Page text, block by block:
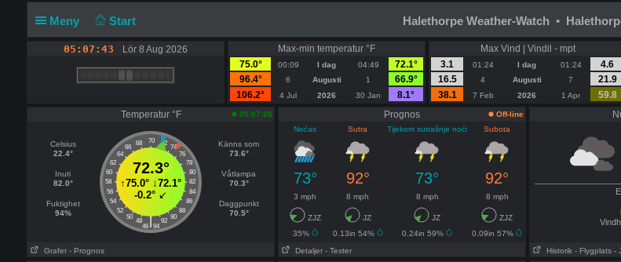
Meny Start Halethorpe Weather-Watch •
05:07:43 Lör 8 Aug 2026
Max-min temperatur °F
75.0°
00:09 I dag 04:49
72.1°
96.4°
6 Augusti 1
66.9°
106.2°
4 Jul 2026 30 Jan 8.1°
Max Vind | Vindil - mpt
3.1
01:24 I dag 01:24
4.6
16.5
4 Augusti 7
21.9
38.1
7 Feb 2026 1 Apr 59.8
Temperatur °F 05:07:28
Celsius
22.4°
Inuti
82.0°
Fuktighet
94%
70
68 72
66
74
64
76
62
78
60
80
58
82
56
84
54
86
52
88
50
90
48 92
|
46 94
72.3°
↑75.0° ↓72.1°
-0.2° ↙
Känns som
73.6°
Våtlampa
70.3°
Daggpunkt
70.5°
Grafer - Prognos
Prognos
Off-line
Noćas
Sutra Tijekom sutrašnje noći Subota
73° 92° 73° 92°
3 mph 8 mph 8 mph 8 mph
ZJZ JZ JZ
ZJZ
35%
0.13in 54% 0.24in 59%
0.09in 57%
Detaljer - Texter Historik - Flygplats -